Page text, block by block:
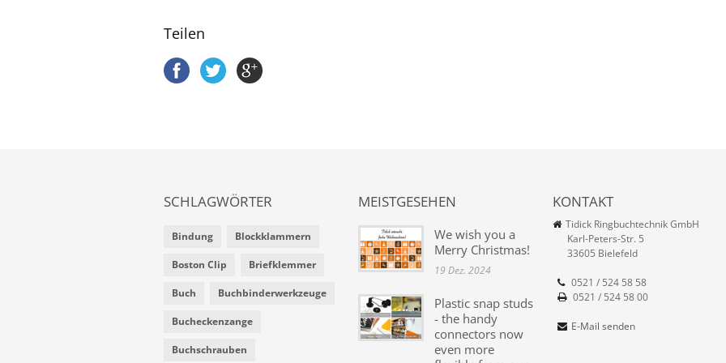
Teilen
SCHLAGWÖRTER
Bindung Blockklammern
Boston Clip Briefklemmer
Buch Buchbinderwerkzeuge
Bucheckenzange
Buchschrauben
MEISTGESEHEN
We wish you a
Merry Christmas!
19 Dez. 2024
Plastic snap studs
- the handy
connectors now
even more
KONTAKT
Tidick Ringbuchtechnik GmbH
Karl-Peters-Str. 5
33605 Bielefeld
0521 / 524 58 58
0521 / 524 58 00
E-Mail senden